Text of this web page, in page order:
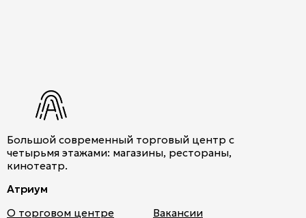
Большой современный торговый центр с
четырьмя этажами: магазины, рестораны,
кинотеатр.
Атриум
О торговом центре
Вакансии